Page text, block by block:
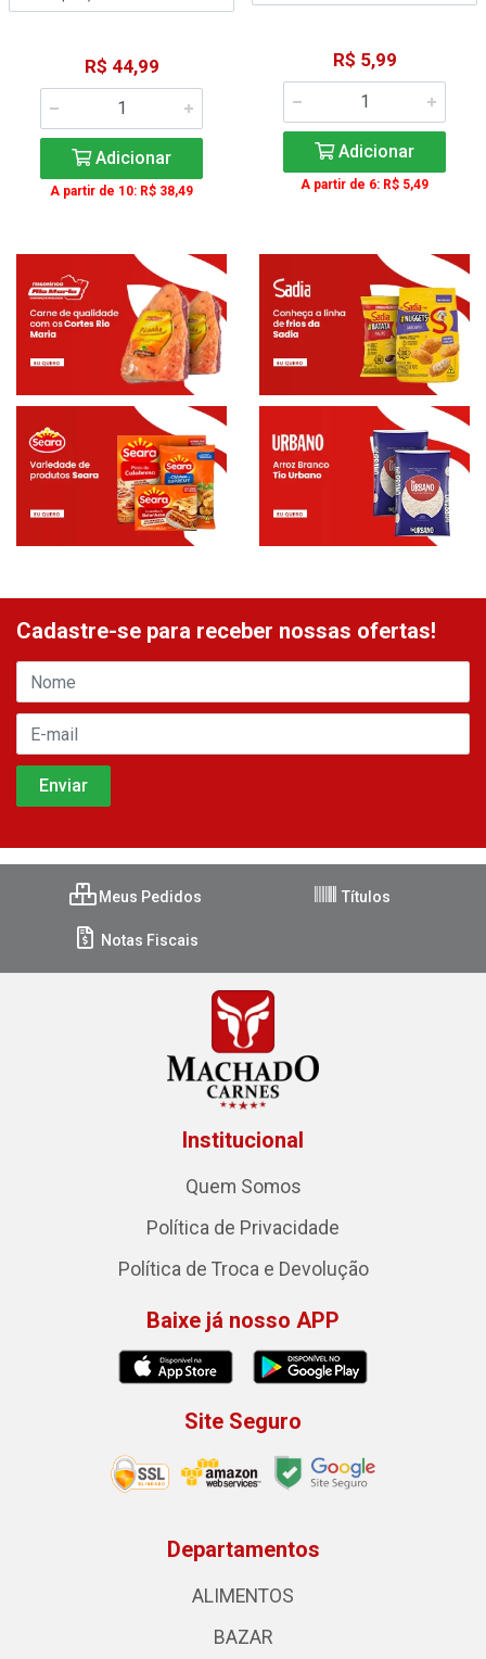
R$ 44,99
Adicionar
A partir de 10: R$ 38,49
R$ 5,99
Adicionar
A partir de 6: R$ 5,49
Cadastre-se para receber nossas ofertas!
Meus Pedidos Títulos
Notas Fiscais
Institucional
Quem Somos
Política de Privacidade
Política de Troca e Devolução
Baixe já nosso APP
Site Seguro
Departamentos
ALIMENTOS
BAZAR